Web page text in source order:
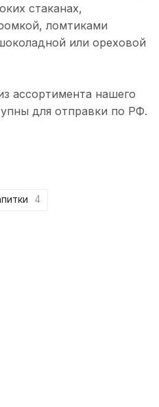
стаканах,
ломтиками
или ореховой
ассортимента нашего
для отправки по РФ.
4